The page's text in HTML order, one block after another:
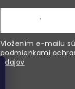
Vložením e-mailu
podmienkami
údajov